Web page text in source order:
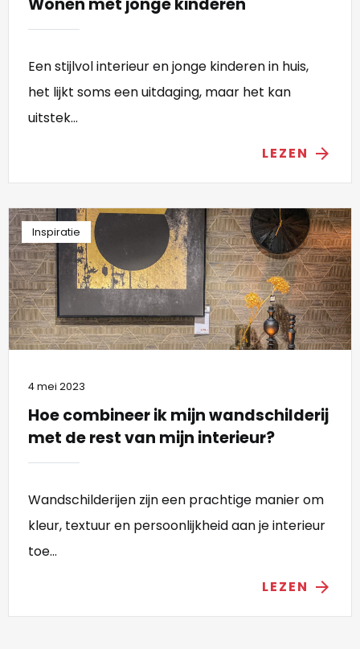
Wonen met jonge kinderen
Een stijlvol interieur en jonge kinderen in huis,
het lijkt soms een uitdaging, maar het kan
uitstek...
LEZEN arrow_forward
Inspiratie
4 mei 2023
Hoe combineer ik mijn wandschilderij
met de rest van mijn interieur?
Wandschilderijen zijn een prachtige manier om
kleur, textuur en persoonlijkheid aan je interieur
toe...
LEZEN arrow_forward